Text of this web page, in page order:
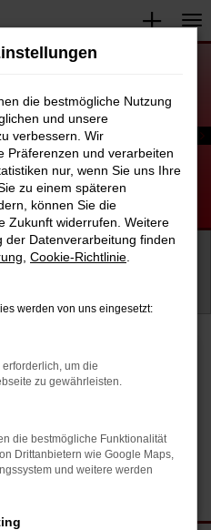
WIR KAUFEN IHR
die bestmögliche Nutzung
und unsere
verbessern. Wir
Präferenzen und verarbeiten
nur, wenn Sie uns Ihre
zu einem späteren
können Sie die
Zukunft widerrufen. Weitere
der Datenverarbeitung finden
Cookie-Richtlinie
werden von uns eingesetzt:
um die
zu gewährleisten.
die bestmögliche Funktionalität
Drittanbietern wie Google Maps,
und weitere werden